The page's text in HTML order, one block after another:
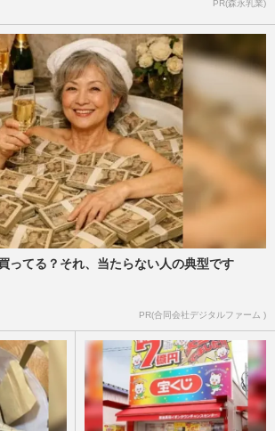
PR(森永乳業)
ってる？それ、当たらない人の典型です
PR(合同会社デジタルファーム )